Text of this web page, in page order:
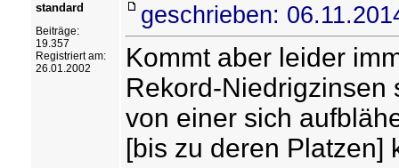
standard
Beiträge:
19.357
Registriert am:
26.01.2002
geschrieben:
Kommt aber leider
Rekord-Niedrigzinsen
von einer sich
[bis zu deren Platzen]